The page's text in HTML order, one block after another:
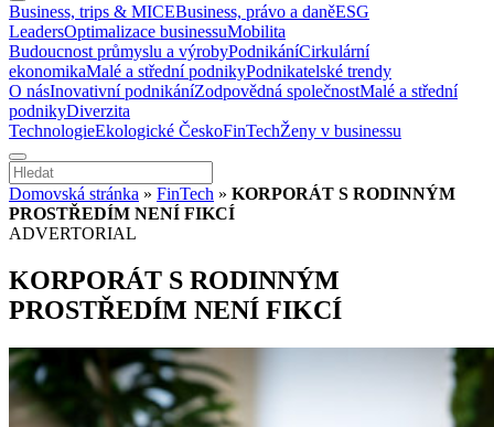
Business, trips & MICEBusiness, právo a daněESG
LeadersOptimalizace businessuMobilita
Budoucnost průmyslu a výrobyPodnikáníCirkulární
ekonomikaMalé a střední podnikyPodnikatelské trendy
O násInovativní podnikáníZodpovědná společnostMalé a střední
podnikyDiverzita
TechnologieEkologické ČeskoFinTechŽeny v businessu
Domovská stránka » FinTech » KORPORÁT S RODINNÝM
PROSTŘEDÍM NENÍ FIKCÍ
ADVERTORIAL
KORPORÁT S RODINNÝM
PROSTŘEDÍM NENÍ FIKCÍ